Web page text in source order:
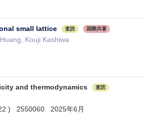
small lattice 査読 国際共著
Kouji Kashiwa
and thermodynamics 査読
) 2550060 2025年6月